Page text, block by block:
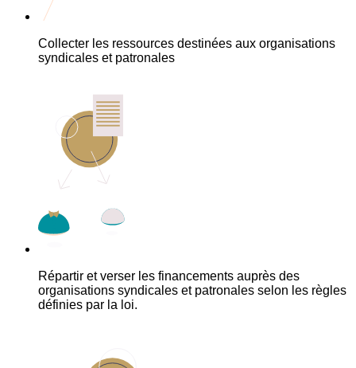
Collecter les ressources destinées aux organisations
syndicales et patronales
Répartir et verser les financements auprès des
organisations syndicales et patronales selon les règles
définies par la loi.